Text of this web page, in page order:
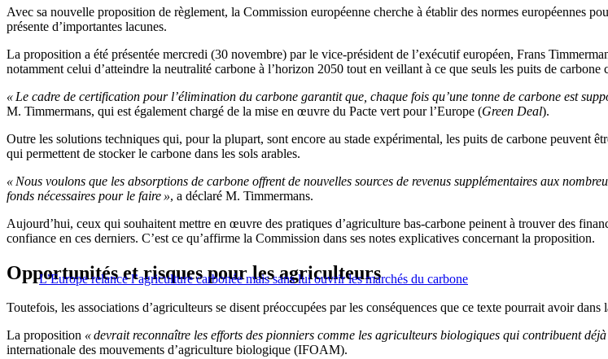
Avec sa nouvelle proposition de règlement, la Commission européenne cherche à établir des normes européennes
présente d’importantes lacunes.
La proposition a été présentée mercredi (30 novembre) par le vice-président de l’exécutif européen, Frans
notamment celui d’atteindre la neutralité carbone à l’horizon 2050 tout en veillant à ce que seuls les puits de carbone
« Le cadre de certification pour l’élimination du carbone garantit que, chaque fois qu’une tonne de carbone est
M. Timmermans, qui est également chargé de la mise en œuvre du Pacte vert pour l’Europe (Green Deal).
Outre les solutions techniques qui, pour la plupart, sont encore au stade expérimental, les puits de carbone peuvent
qui permettent de stocker le carbone dans les sols arables.
« Nous voulons que les absorptions de carbone offrent de nouvelles sources de revenus supplémentaires aux
fonds nécessaires pour le faire », a déclaré M. Timmermans.
Aujourd’hui, ceux qui souhaitent mettre en œuvre des pratiques d’agriculture bas-carbone peinent à trouver des
confiance en ces derniers. C’est ce qu’affirme la Commission dans ses notes explicatives concernant la proposition.
L’Europe relance l’agriculture carbonée mais sans lui ouvrir les marchés du carbone
Opportunitéset risques pour les agriculteurs
Toutefois, les associations d’agriculteurs se disent préoccupées par les conséquences que ce texte pourrait avoir dans
La proposition « devrait reconnaître les efforts des pionniers comme les agriculteurs biologiques qui contribuent
internationale des mouvements d’agriculture biologique (IFOAM).